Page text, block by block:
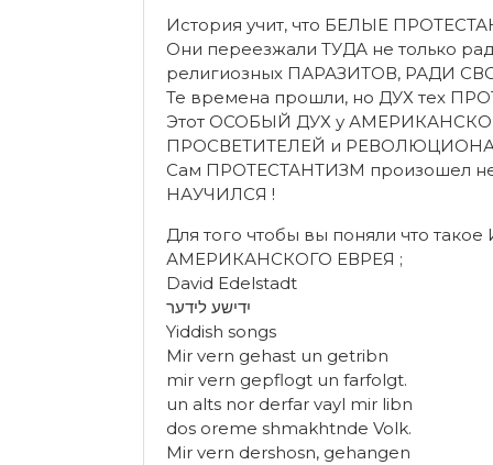
История учит, что БЕЛЫЕ
Они переезжали ТУДА не только
религиозных ПАРАЗИТОВ, РАДИ
Те времена прошли, но ДУХ тех
Этот ОСОБЫЙ ДУХ у
ПРОСВЕТИТЕЛЕЙ и
Сам ПРОТЕСТАНТИЗМ произошел
НАУЧИЛСЯ !
Для того чтобы вы поняли что
АМЕРИКАНСКОГО ЕВРЕЯ ;
David Edelstadt
יִדישע לידער
Yiddish songs
Mir vern gehast un getribn
mir vern gepflogt un farfolgt.
un alts nor derfar vayl mir libn
dos oreme shmakhtnde Volk.
Mir vern dershosn, gehangen